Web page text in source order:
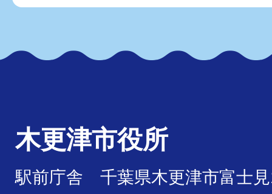
木更津市役所
駅前庁舎 千葉県木更津市富士